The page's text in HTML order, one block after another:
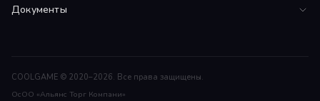
Инструкции
Гарантии
Документы
Возврат средств
COOLGAME © 2020–2026. Все права защищены.
ОсОО «Альянс Торг Компани»